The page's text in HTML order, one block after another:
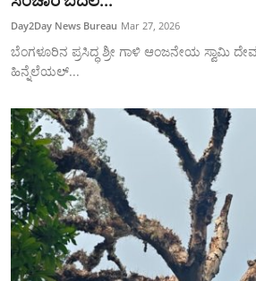
SPORTS
Day2Day News Bureau Mar 27, 2026
ಬೆಂಗಳೂರಿನ ಪ್ರಸಿದ್ಧ ಶ್ರೀ ಗಾಳಿ ಆಂಜನೇಯ ಸ್ವಾಮಿ
ಹಿನ್ನೆಲೆಯಲ್...